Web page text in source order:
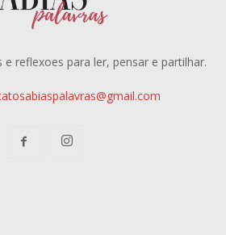
e reflexoes para ler, pensar e partilhar.